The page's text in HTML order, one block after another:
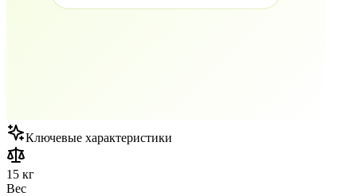
Ключевые характеристики
15 кг
Вес